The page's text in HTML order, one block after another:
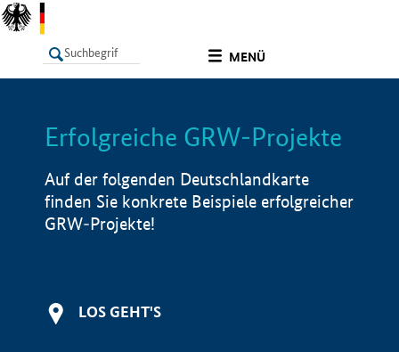
MENÜ
LISTE Info
Erfolgreiche GRW-Projekte
Auf der folgenden Deutschlandkarte
finden Sie konkrete Beispiele erfolgreicher
GRW-Projekte!
LOS GEHT'S